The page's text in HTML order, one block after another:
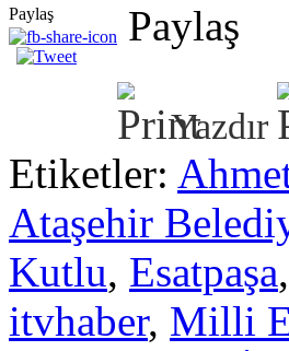
Paylaş Paylaş
Yazdır
Etiketler:
Ataşehir
Kutlu, Esatpaşa,
itvhaber, Milli